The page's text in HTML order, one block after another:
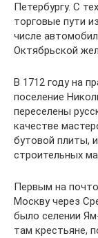
Петербургу. С
торговые пути
числе
Октябрьской
В 1712 году на
поселение
переселены
качестве
бутовой плиты,
строительных
Первым на
Москву через
было селении
там крестьяне,